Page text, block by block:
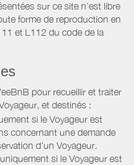
sur ce site n’est libre
forme de reproduction en
et L112 du code de la
pour recueillir et traiter
et destinés :
si le Voyageur est
concernant une demande
d'un Voyageur.
si le Voyageur est